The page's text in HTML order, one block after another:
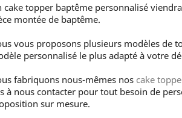
cake topper baptême personnalisé
montée de baptême.
vous proposons plusieurs modèles de
personnalisé le plus adapté à votre
fabriquons nous-mêmes nos cake
à nous contacter pour tout besoin de
sur mesure.